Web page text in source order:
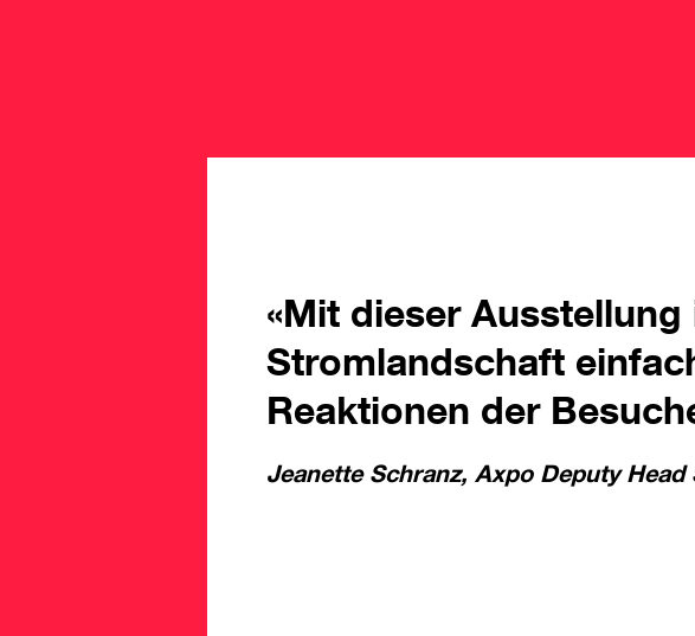
«Mit dieser
Stromlandschaft
Reaktionen der
Jeanette Schranz, Axpo Deputy